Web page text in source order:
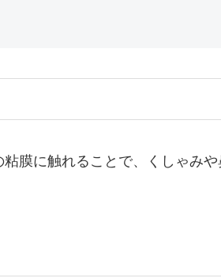
膜に触れることで、くしゃみ